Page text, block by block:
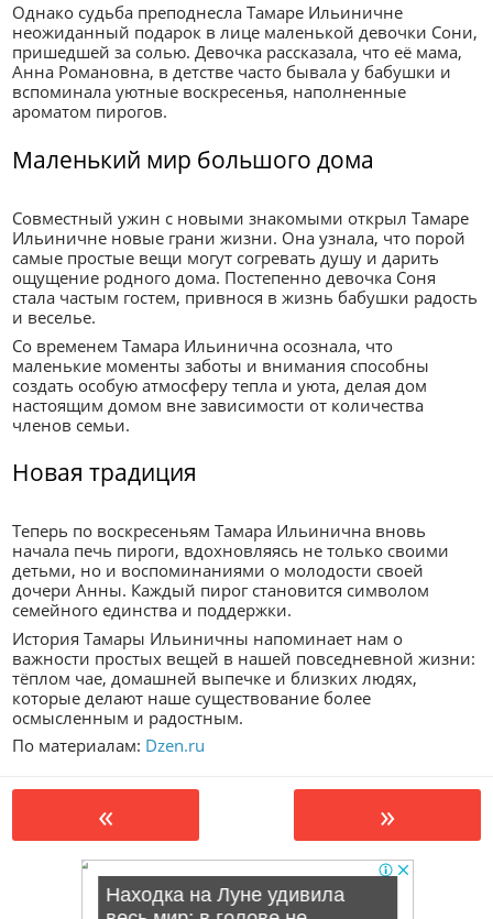
Однако судьба преподнесла Тамаре Ильиничне
неожиданный подарок в лице маленькой девочки Сони,
пришедшей за солью. Девочка рассказала, что её мама,
Анна Романовна, в детстве часто бывала у бабушки и
вспоминала уютные воскресенья, наполненные
ароматом пирогов.
Маленький мир большого дома
Совместный ужин с новыми знакомыми открыл Тамаре
Ильиничне новые грани жизни. Она узнала, что порой
самые простые вещи могут согревать душу и дарить
ощущение родного дома. Постепенно девочка Соня
стала частым гостем, привнося в жизнь бабушки радость
и веселье.
Со временем Тамара Ильинична осознала, что
маленькие моменты заботы и внимания способны
создать особую атмосферу тепла и уюта, делая дом
настоящим домом вне зависимости от количества
членов семьи.
Новая традиция
Теперь по воскресеньям Тамара Ильинична вновь
начала печь пироги, вдохновляясь не только своими
детьми, но и воспоминаниями о молодости своей
дочери Анны. Каждый пирог становится символом
семейного единства и поддержки.
История Тамары Ильиничны напоминает нам о
важности простых вещей в нашей повседневной жизни:
тёплом чае, домашней выпечке и близких людях,
которые делают наше существование более
осмысленным и радостным.
По материалам: Dzen.ru
« »